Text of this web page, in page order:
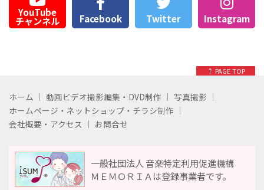
YouTube
チャンネル Facebook Twitter Instagram
↑ PAGE TOP
ホーム 動画ビデオ撮影編集・DVD制作
写真撮影
ホームページ・ネットショップ・チラシ制作
会社概要・アクセス
お問合せ
一般社団法人 音楽特定利用促進機構
ＭＥＭＯＲＩＡは登録事業者です。